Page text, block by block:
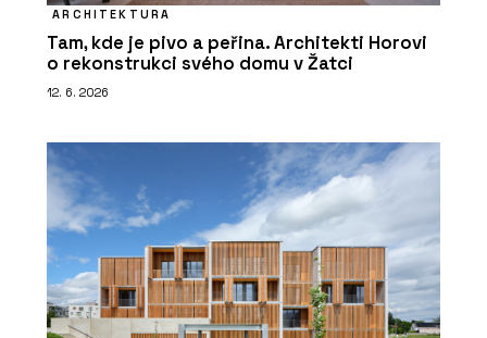
ARCHITEKTURA
Tam, kde je pivo a peřina. Architekti Horovi
o rekonstrukci svého domu v Žatci
12. 6. 2026